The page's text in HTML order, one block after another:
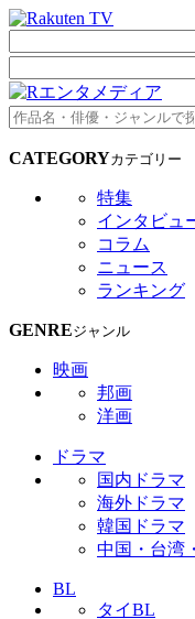
CATEGORYカテゴリー
特集
インタビュ
コラム
ニュース
ランキング
GENREジャンル
映画
邦画
洋画
ドラマ
国内ドラマ
海外ドラマ
韓国ドラマ
中国・台湾
BL
タイBL